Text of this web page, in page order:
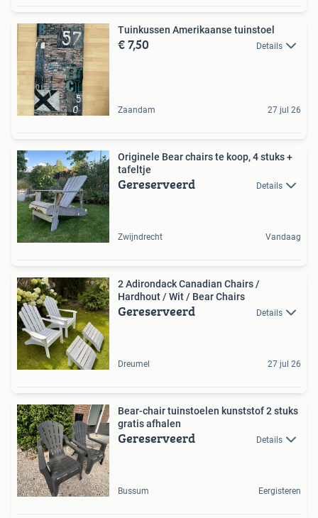
Tuinkussen Amerikaanse tuinstoel
€ 7,50 Details
Zaandam 27 jul 26
Originele Bear chairs te koop, 4 stuks +
tafeltje
Gereserveerd Details
Zwijndrecht Vandaag
2 Adirondack Canadian Chairs /
Hardhout / Wit / Bear Chairs
Gereserveerd Details
Dreumel 27 jul 26
Bear-chair tuinstoelen kunststof 2 stuks
gratis afhalen
Gereserveerd Details
Bussum Eergisteren